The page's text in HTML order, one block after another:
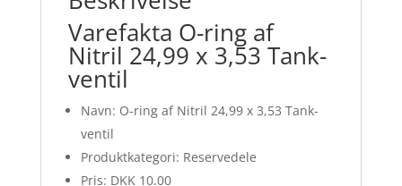
Varefakta O-ring af
Nitril 24,99 x 3,53 Tank-
ventil
Navn: O-ring af Nitril 24,99 x 3,53 Tank-
ventil
Produktkategori: Reservedele
Pris: DKK 10.00